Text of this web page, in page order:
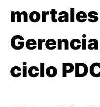
ciclo